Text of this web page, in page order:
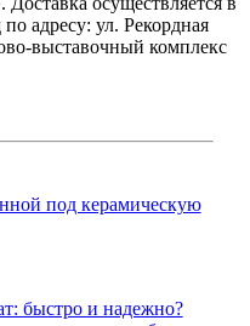
адресу: ул. Рекордная
выставочный комплекс
под керамическую
быстро и надежно?